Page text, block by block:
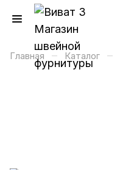
Главная – Каталог –